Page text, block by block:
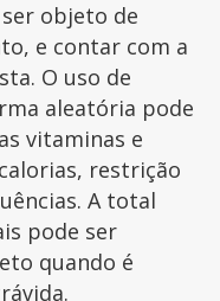
objeto de
e contar com a
O uso de
aleatória pode
vitaminas e
restrição
A total
pode ser
quando é